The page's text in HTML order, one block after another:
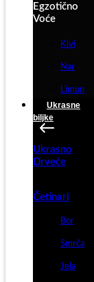
Egzotično
Voće
Kivi
Nar
Limun
Ukrasne
biljke
Ukrasno
Drveće
Četinari
Bor
Smrča
Jela